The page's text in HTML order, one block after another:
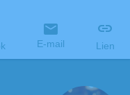
E-mail Lien